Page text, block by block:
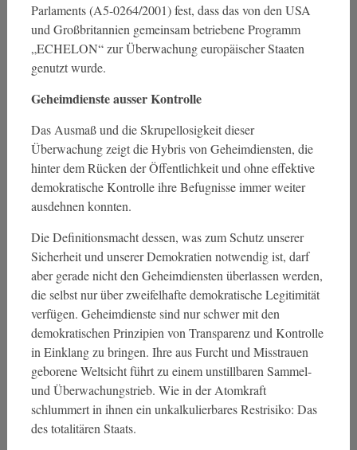
Parlaments (A5-0264/2001) fest, dass das von den USA
und Großbritannien gemeinsam betriebene Programm
„ECHELON“ zur Überwachung europäischer Staaten
genutzt wurde.
Geheimdienste ausser Kontrolle
Das Ausmaß und die Skrupellosigkeit dieser
Überwachung zeigt die Hybris von Geheimdiensten, die
hinter dem Rücken der Öffentlichkeit und ohne effektive
demokratische Kontrolle ihre Befugnisse immer weiter
ausdehnen konnten.
Die Definitionsmacht dessen, was zum Schutz unserer
Sicherheit und unserer Demokratien notwendig ist, darf
aber gerade nicht den Geheimdiensten überlassen werden,
die selbst nur über zweifelhafte demokratische Legitimität
verfügen. Geheimdienste sind nur schwer mit den
demokratischen Prinzipien von Transparenz und Kontrolle
in Einklang zu bringen. Ihre aus Furcht und Misstrauen
geborene Weltsicht führt zu einem unstillbaren Sammel-
und Überwachungstrieb. Wie in der Atomkraft
schlummert in ihnen ein unkalkulierbares Restrisiko: Das
des totalitären Staats.